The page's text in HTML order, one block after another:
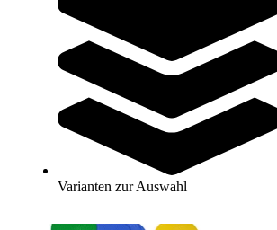
Varianten zur Auswahl
Kübler Sport® Bodenmarkierung Linie,
14,40 €
Zum Produkt
Varianten zur Auswahl
Sofort lieferbar